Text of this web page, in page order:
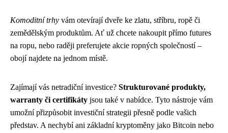
Komoditní trhy vám otevírají dveře ke zlatu, stříbru, ropě či
zemědělským produktům. Ať už chcete nakoupit přímo futures
na ropu, nebo raději preferujete akcie ropných společností –
obojí najdete na jednom místě.
Zajímají vás netradiční investice? Strukturované produkty,
warranty či certifikáty jsou také v nabídce. Tyto nástroje vám
umožní přizpůsobit investiční strategii přesně podle vašich
představ. A nechybí ani základní kryptoměny jako Bitcoin nebo